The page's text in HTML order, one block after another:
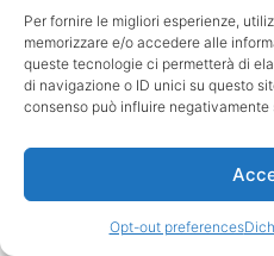
Per fornire le migliori esperienze,
memorizzare e/o accedere alle
queste tecnologie ci permetterà di
di navigazione o ID unici su questo
consenso può influire
Opt-out preferences